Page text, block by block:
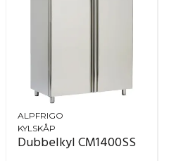
ALPFRIGO
KYLSKÅP
Dubbelkyl CM1400SS